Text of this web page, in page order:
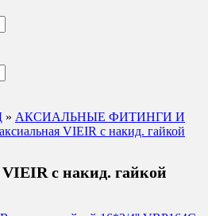
» АКСИАЛЬНЫЕ ФИТИНГИ И
VIEIR с накид. гайкой
с накид. гайкой